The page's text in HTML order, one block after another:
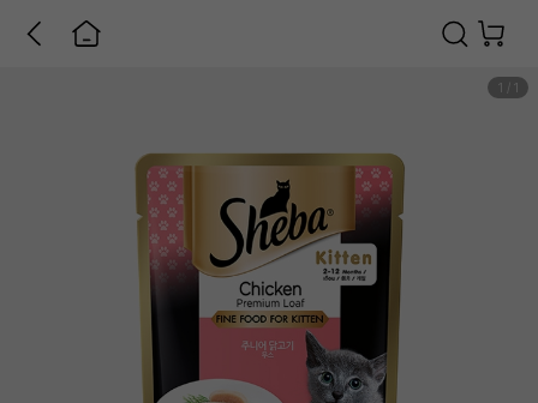
1 1